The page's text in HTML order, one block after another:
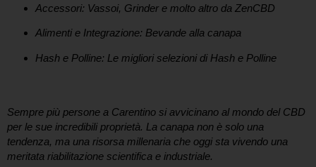
Accessori: Vassoi, Grinder e molto altro da ZenCBD
Alimenti e Integrazione: Bevande alla canapa
Hash e Polline: Le migliori selezioni di Hash e Polline
Sempre più persone a Carentino si avvicinano al mondo del CBD
per le sue incredibili proprietà. La canapa non è solo una
tendenza, ma una risorsa millenaria che oggi sta vivendo una
meritata riabilitazione scientifica e industriale.